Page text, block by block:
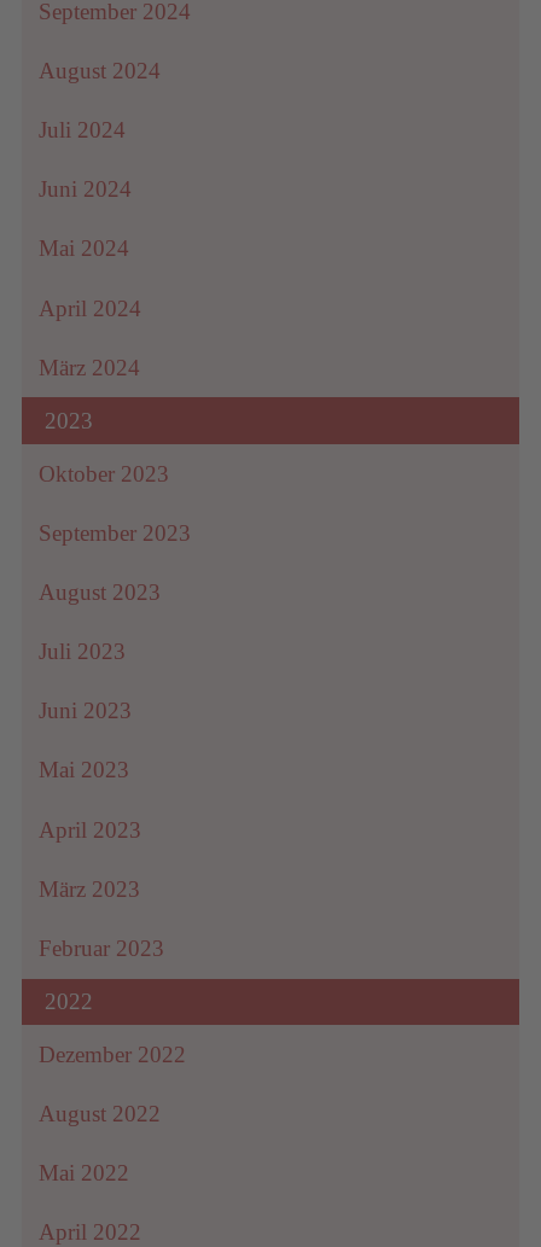
September 2024
August 2024
Juli 2024
Juni 2024
Mai 2024
April 2024
März 2024
2023
Oktober 2023
September 2023
August 2023
Juli 2023
Juni 2023
Mai 2023
April 2023
März 2023
Februar 2023
2022
Dezember 2022
August 2022
Mai 2022
April 2022